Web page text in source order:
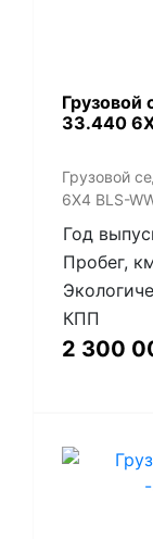
​Грузовой
33.440
​Грузовой
6X4 BLS-
Год
Пробег,
КПП
2 300